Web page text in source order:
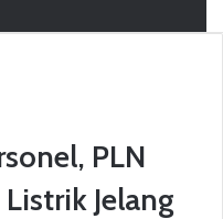
PLN
Jelang